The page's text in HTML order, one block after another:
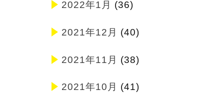
2022年1月 (36)
2021年12月 (40)
2021年11月 (38)
2021年10月 (41)